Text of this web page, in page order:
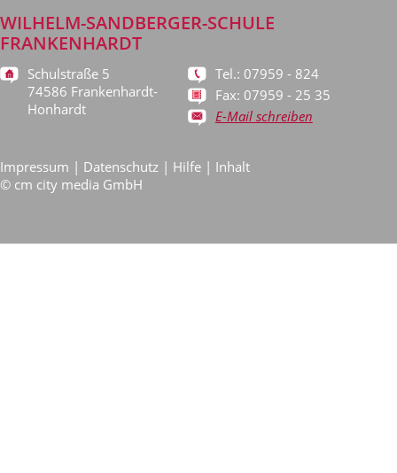
WILHELM-SANDBERGER-SCHULE
FRANKENHARDT
Schulstraße 5
74586 Frankenhardt-
Honhardt
Tel.: 07959 - 824
Fax: 07959 - 25 35
E-Mail schreiben
Impressum | Datenschutz | Hilfe | Inhalt
© cm city media GmbH